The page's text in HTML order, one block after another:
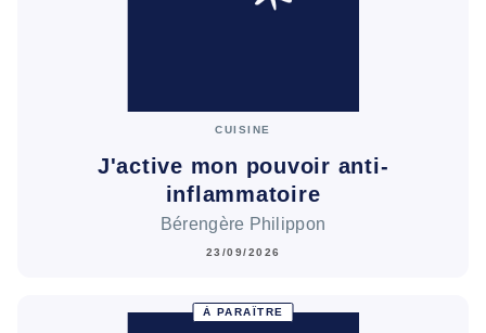
CUISINE
J'active mon pouvoir anti-
inflammatoire
Bérengère Philippon
23/09/2026
À PARAÎTRE